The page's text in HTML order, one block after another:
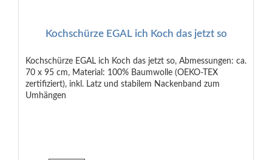
Kochschürze EGAL ich Koch das jetzt so
Kochschürze EGAL ich Koch das jetzt so, Abmessungen: ca.
70 x 95 cm, Material: 100% Baumwolle (OEKO-TEX
zertifiziert), inkl. Latz und stabilem Nackenband zum
Umhängen